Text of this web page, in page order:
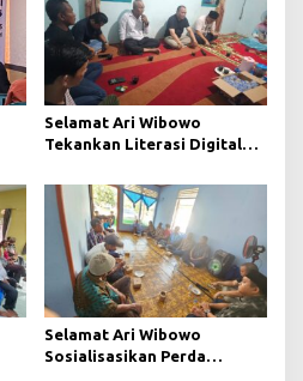
Selamat Ari Wibowo
Tekankan Literasi Digital
Modern di Pedalaman Kukar
Selamat Ari Wibowo
Sosialisasikan Perda